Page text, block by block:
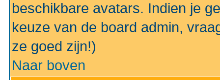
beschikbare avatars. Indien je
keuze van de board admin,
ze goed zijn!)
Naar boven